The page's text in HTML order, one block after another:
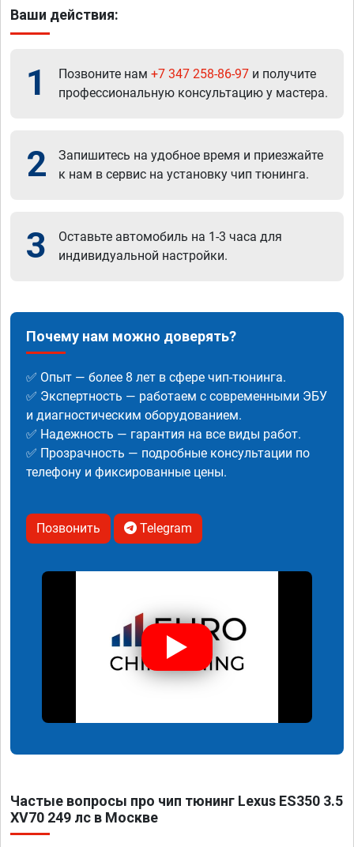
Ваши действия:
1 Позвоните нам +7 347 258-86-97 и получите
профессиональную консультацию у мастера.
2
Запишитесь на удобное время и приезжайте
к нам в сервис на установку чип тюнинга.
3
Оставьте автомобиль на 1-3 часа для
индивидуальной настройки.
Почему нам можно доверять?
✅ Опыт — более 8 лет в сфере чип-тюнинга.
✅ Экспертность — работаем с современными ЭБУ
и диагностическим оборудованием.
✅ Надежность — гарантия на все виды работ.
✅ Прозрачность — подробные консультации по
телефону и фиксированные цены.
Позвонить Telegram
Частые вопросы про чип тюнинг Lexus ES350 3.5
XV70 249 лс в Москве